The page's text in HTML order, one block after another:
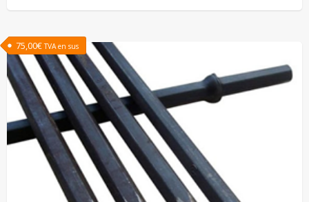
75,00€ TVA en sus